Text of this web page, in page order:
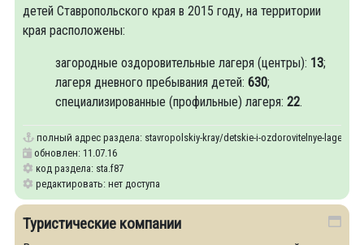
детей Ставропольского края в 2015 году, на территории
края расположены:
загородные оздоровительные лагеря (центры): 13;
лагеря дневного пребывания детей: 630;
специализированные (профильные) лагеря: 22.
полный адрес раздела: stavropolskiy-kray/detskie-i-ozdorovitelnye-lagerya
обновлен: 11.07.16
код раздела: sta.f87
редактировать: нет доступа
Туристические компании